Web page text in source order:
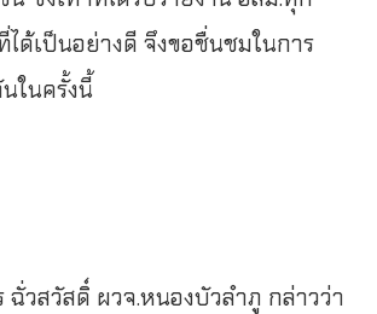
ด้เป็นอย่างดี จึงขอชื่นชมในการ
ในครั้งนี้
วสวัสดิ์ ผวจ.หนองบัวลำภู กล่าวว่า